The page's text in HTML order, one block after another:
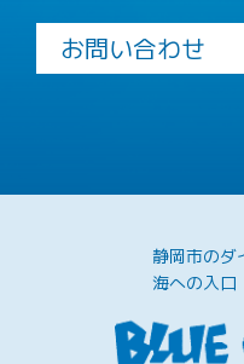
お問い合わせ
静岡市の
海への入口